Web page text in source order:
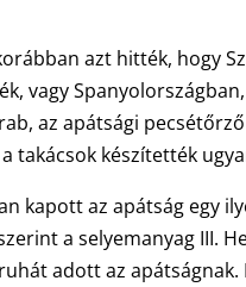
azt hitték, hogy
vagy
az apátsági
takácsok készítették
kapott az apátság egy
a selyemanyag III.
adott az apátságnak.